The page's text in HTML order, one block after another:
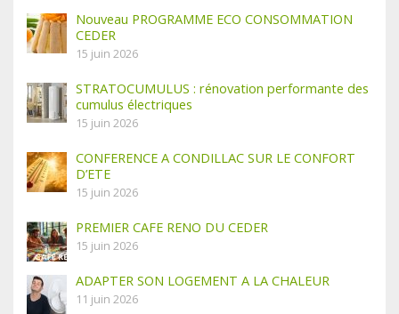
Nouveau PROGRAMME ECO CONSOMMATION
CEDER
15 juin 2026
STRATOCUMULUS : rénovation performante des
cumulus électriques
15 juin 2026
CONFERENCE A CONDILLAC SUR LE CONFORT
D’ETE
15 juin 2026
PREMIER CAFE RENO DU CEDER
15 juin 2026
ADAPTER SON LOGEMENT A LA CHALEUR
11 juin 2026